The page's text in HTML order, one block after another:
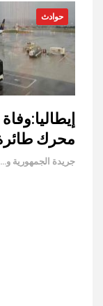
حوادث
محرك
جريدة الجمهورية والعالم